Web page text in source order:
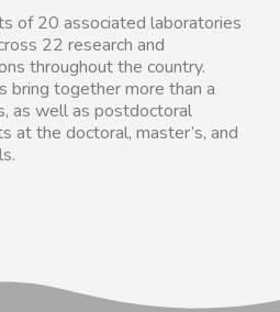
of 20 associated laboratories
22 research and
throughout the country.
bring together more than a
as well as postdoctoral
at the doctoral, master’s, and